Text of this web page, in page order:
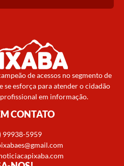
de acessos no segmento de
se esforça para atender o cidadão
em informação.
CONTATO
99938-5959